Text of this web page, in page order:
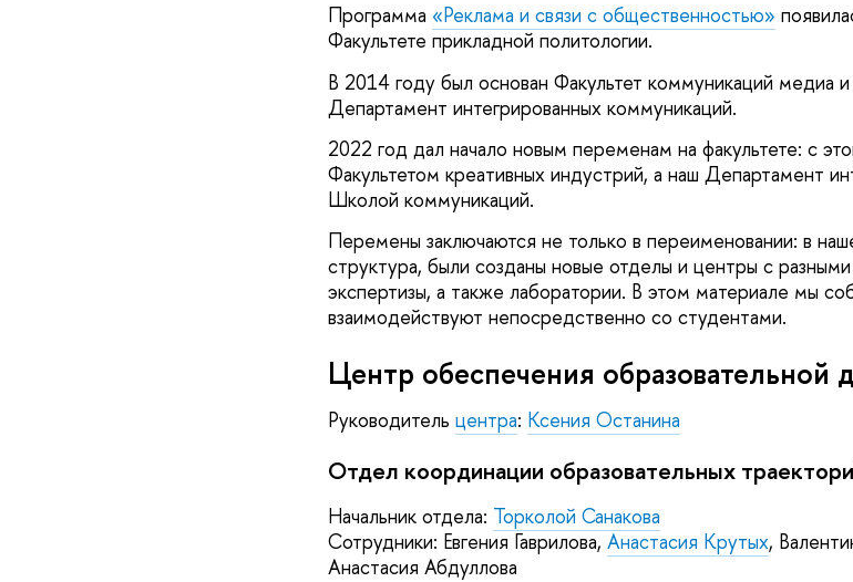
Программа «Реклама и связи с общественностью»
Факультете прикладной политологии.
В 2014 году был основан Факультет коммуникаций медиа
Департамент интегрированных коммуникаций.
2022 год дал начало новым переменам на факультете: с
Факультетом креативных индустрий, а наш Департамент
Школой коммуникаций.
Перемены заключаются не только в переименовании: в
структура, были созданы новые отделы и центры с
экспертизы, а также лаборатории. В этом материале мы
взаимодействуют непосредственно со студентами.
Центр обеспечения образовательной
Руководитель центра: Ксения Останина
Отдел координации образовательных
Начальник отдела: Торколой Санакова
Сотрудники: Евгения Гаврилова, Анастасия Крутых,
Анастасия Абдуллова